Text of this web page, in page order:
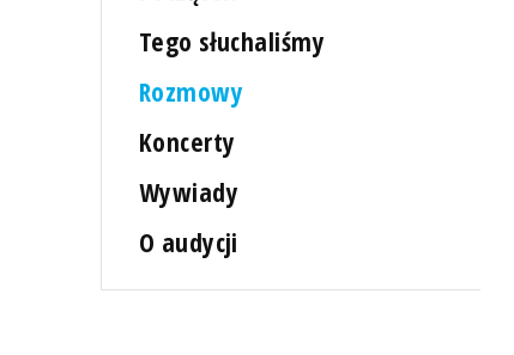
Tego słuchaliśmy
Rozmowy
Koncerty
Wywiady
O audycji